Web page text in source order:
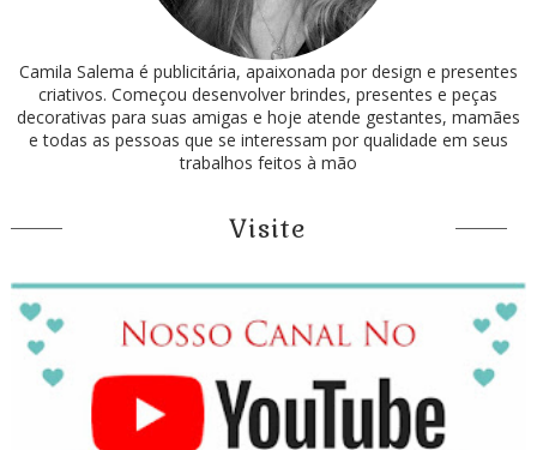
Camila Salema é publicitária, apaixonada por design e presentes
criativos. Começou desenvolver brindes, presentes e peças
decorativas para suas amigas e hoje atende gestantes, mamães
e todas as pessoas que se interessam por qualidade em seus
trabalhos feitos à mão
Visite